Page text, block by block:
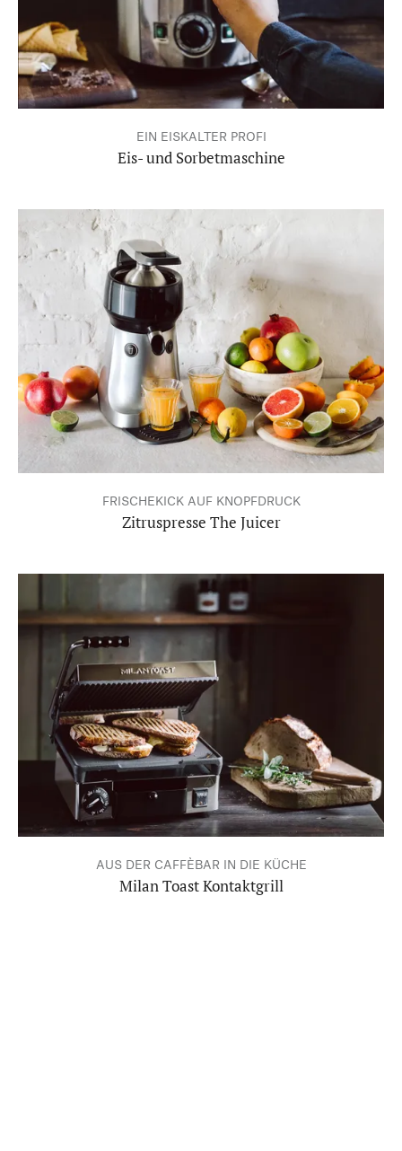
EIN EISKALTER PROFI
Eis- und Sorbetmaschine
FRISCHEKICK AUF KNOPFDRUCK
Zitruspresse The Juicer
AUS DER CAFFÈBAR IN DIE KÜCHE
Milan Toast Kontaktgrill